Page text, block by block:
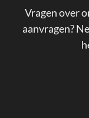
Vragen over
aanvragen?